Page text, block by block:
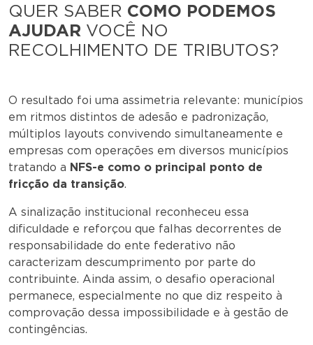
QUER SABER COMO PODEMOS
AJUDAR VOCÊ NO
RECOLHIMENTO DE TRIBUTOS?
O resultado foi uma assimetria relevante: municípios
em ritmos distintos de adesão e padronização,
múltiplos layouts convivendo simultaneamente e
empresas com operações em diversos municípios
tratando a NFS-e como o principal ponto de
fricção da transição.
A sinalização institucional reconheceu essa
dificuldade e reforçou que falhas decorrentes de
responsabilidade do ente federativo não
caracterizam descumprimento por parte do
contribuinte. Ainda assim, o desafio operacional
permanece, especialmente no que diz respeito à
comprovação dessa impossibilidade e à gestão de
contingências.